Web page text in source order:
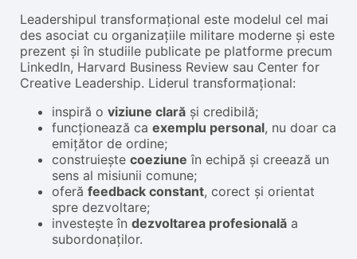
Leadershipul transformațional este modelul cel mai
des asociat cu organizațiile militare moderne și este
prezent și în studiile publicate pe platforme precum
LinkedIn, Harvard Business Review sau Center for
Creative Leadership. Liderul transformațional:
inspiră o viziune clară și credibilă;
funcționează ca exemplu personal, nu doar ca
emițător de ordine;
construiește coeziune în echipă și creează un
sens al misiunii comune;
oferă feedback constant, corect și orientat
spre dezvoltare;
investește în dezvoltarea profesională a
subordonaților.